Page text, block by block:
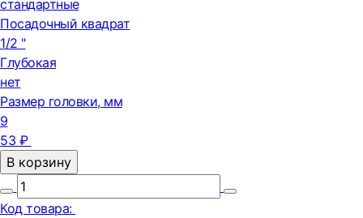
стандартные
Посадочный квадрат
1/2 "
Глубокая
нет
Размер головки, мм
9
53 ₽
В корзину
Код товара: